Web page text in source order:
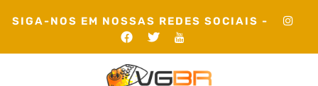
SIGA-NOS EM NOSSAS REDES SOCIAIS -